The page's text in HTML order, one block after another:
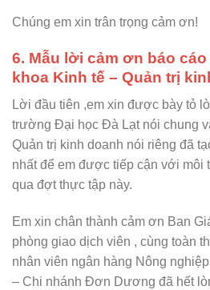
Chúng em xin trân trọng cảm ơn!
6. Mẫu lời cảm ơn báo
khoa Kinh tế – Quản trị
Lời đầu tiên ,em xin được bày tỏ
trường Đại học Đà Lạt nói chung
Quản trị kinh doanh nói riêng đã
nhất để em được tiếp cận với môi
qua đợt thực tập này.
Em xin chân thành cảm ơn Ban
phòng giao dịch viên , cùng toàn
nhân viên ngân hàng Nông
– Chi nhánh Đơn Dương đã hết